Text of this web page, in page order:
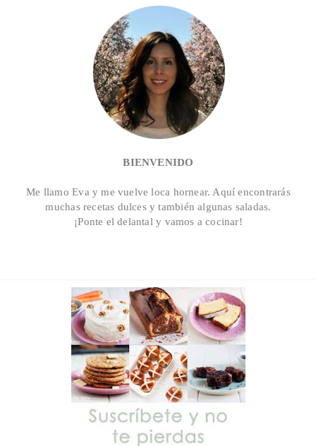
BIENVENIDO
Me llamo Eva y me vuelve loca hornear. Aquí encontrarás
muchas recetas dulces y también algunas saladas.
¡Ponte el delantal y vamos a cocinar!